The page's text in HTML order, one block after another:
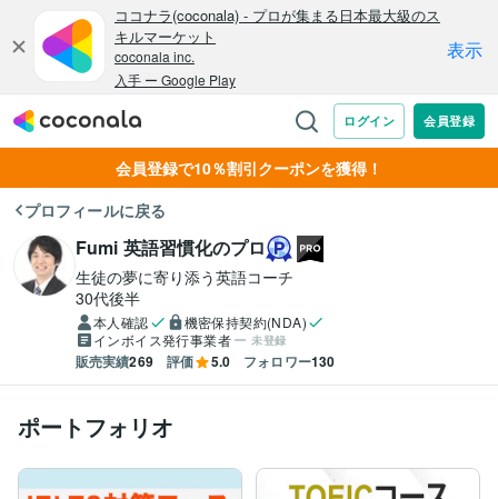
会員登録で10％割引クーポンを獲得！
プロフィールに戻る
Fumi 英語習慣化のプロ
生徒の夢に寄り添う英語コーチ
30代後半
本人確認
機密保持契約(NDA)
インボイス発行事業者
未登録
販売実績269 評価 5.0 フォロワー130
ポートフォリオ